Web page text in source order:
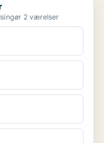
Andelsbolig til salg i 3000 Helsingør 2 værelser